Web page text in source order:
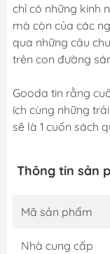
chỉ có những kinh
mà còn của các
qua những câu
trên con đường
Gooda tin rằng
ích cùng những
sẽ là 1 cuốn sách
Thông tin sản
Mã sản phẩm
Nhà cung cấp